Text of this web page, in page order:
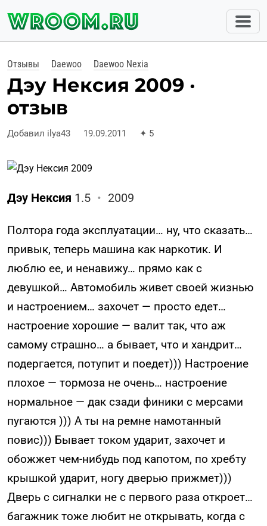
Отзывы Daewoo Daewoo Nexia
Дэу Нексия 2009 ·
отзыв
Добавил ilya43 19.09.2011 ✦ 5
Дэу Нексия 1.5 • 2009
Полтора года эксплуатации… ну, что сказать…
привык, теперь машина как наркотик. И
люблю ее, и ненавижу… прямо как с
девушкой… Автомобиль живет своей жизнью
и настроением… захочет — просто едет…
настроение хорошие — валит так, что аж
самому страшно… а бывает, что и хандрит…
подергается, потупит и поедет))) Настроение
плохое — тормоза не очень… настроение
нормальное — дак сзади финики с мерсами
пугаются ))) А ты на ремне намотанный
повис))) Бывает током ударит, захочет и
обожжет чем-нибудь под капотом, по хребту
крышкой ударит, ногу дверью прижмет)))
Дверь с сигналки не с первого раза откроет…
багажник тоже любит не открывать, когда с